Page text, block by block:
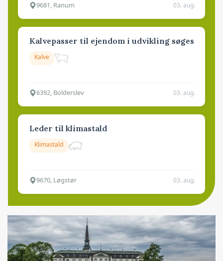
9681, Ranum 03. aug.
Kalvepasser til ejendom i udvikling søges
Kalve
6392, Bolderslev 03. aug.
Leder til klimastald
Klimastald
9670, Løgstør 03. aug.